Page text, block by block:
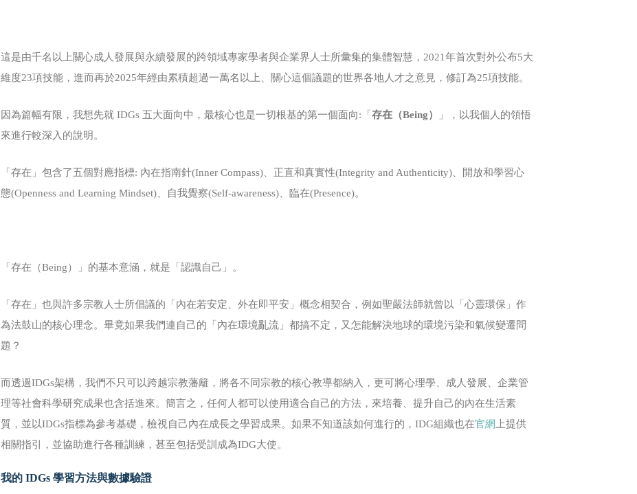
這是由千名以上關心成人發展與永續發展的跨領域專家學者與企業界人士所彙集的集體智慧，2021年首次對外公布5大
維度23項技能，進而再於2025年經由累積超過一萬名以上、關心這個議題的世界各地人才之意見，修訂為25項技能。
因為篇幅有限，我想先就 IDGs 五大面向中，最核心也是一切根基的第一個面向:「存在（Being）
」，以我個人的領悟
來進行較深入的說明。
「存在」包含了五個對應指標: 內在指南針(Inner Compass)、正直和真實性(Integrity and Authenticity)、開放和學習心
態(Openness and Learning Mindset)、自我覺察(Self-awareness)、臨在(Presence)。
「存在（Being）」的基本意涵，就是「認識自己」。
「存在」也與許多宗教人士所倡議的「內在若安定、外在即平安」概念相契合，例如聖嚴法師就曾以「心靈環保」作
為法鼓山的核心理念。畢竟如果我們連自己的「內在環境亂流」都搞不定，又怎能解決地球的環境污染和氣候變遷問
題？
而透過IDGs架構，我們不只可以跨越宗教藩籬，將各不同宗教的核心教導都納入，更可將心理學、成人發展、企業管
理等社會科學研究成果也含括進來。簡言之，任何人都可以使用適合自己的方法，來培養、提升自己的內在生活素
質，並以IDGs指標為參考基礎，檢視自己內在成長之學習成果。如果不知道該如何進行的，IDG組織也在官網
上提供
相關指引，並協助進行各種訓練，甚至包括受訓成為IDG大使。
我的 IDGs 學習方法與數據驗證